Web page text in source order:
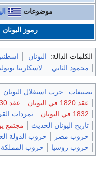
موضوعات
رموز اليونان
الكلمات الدالة: اليونان
محمود الثاني
لاسكارينا
تصنيفات: حرب استقلال اليونان
عقد 1820 في اليونان
عقد 1830 في اليونان
1832 في اليونان
تمردات
تاريخ اليونان الحديث
مجتمع
حروب مصر
حروب الدولة
حروب روسيا
حروب المملكة